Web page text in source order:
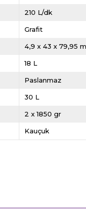
210 L/dk
Grafit
4,9 x 43 x 79,95
18 L
Paslanmaz
30 L
2 x 1850 gr
Kauçuk